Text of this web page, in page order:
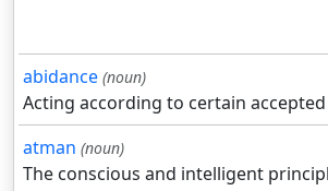
abidance (noun)
Acting according to certain
atman (noun)
The conscious and intelligent